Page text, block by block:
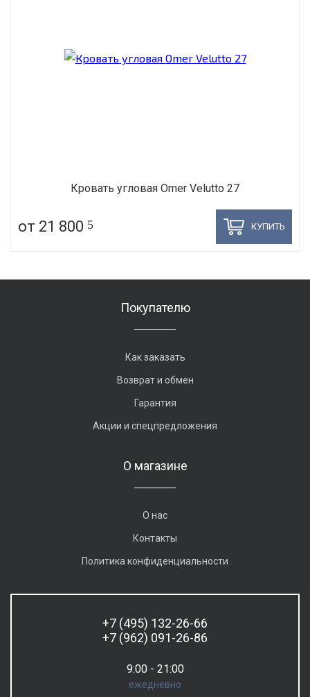
Кровать угловая Omer Velutto 27
от 21 800 5 КУПИТЬ
Покупателю
Как заказать
Возврат и обмен
Гарантия
Акции и спецпредложения
О магазине
О нас
Контакты
Политика конфиденциальности
+7 (495) 132-26-66
+7 (962) 091-26-86
9:00 - 21:00
ежедневно